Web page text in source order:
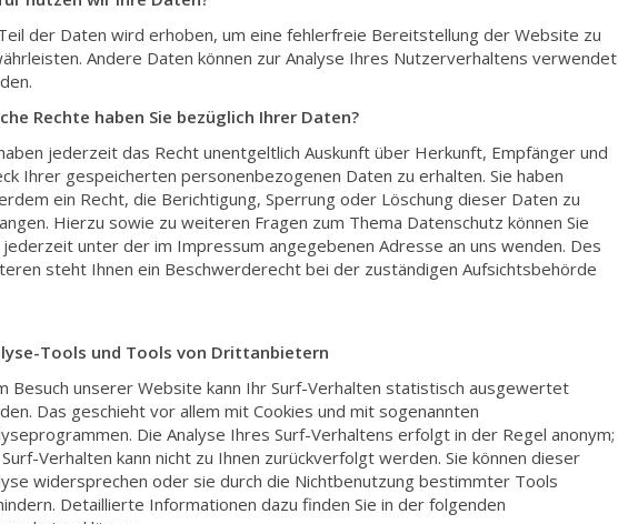
der Daten wird erhoben, um eine fehlerfreie Bereitstellung der Website zu
Andere Daten können zur Analyse Ihres Nutzerverhaltens verwendet
Rechte haben Sie bezüglich Ihrer Daten?
jederzeit das Recht unentgeltlich Auskunft über Herkunft, Empfänger und
Ihrer gespeicherten personenbezogenen Daten zu erhalten. Sie haben
ein Recht, die Berichtigung, Sperrung oder Löschung dieser Daten zu
Hierzu sowie zu weiteren Fragen zum Thema Datenschutz können Sie
jederzeit unter der im Impressum angegebenen Adresse an uns wenden. Des
steht Ihnen ein Beschwerderecht bei der zuständigen Aufsichtsbehörde
Tools und Tools von Drittanbietern
Besuch unserer Website kann Ihr Surf-Verhalten statistisch ausgewertet
Das geschieht vor allem mit Cookies und mit sogenannten
Die Analyse Ihres Surf-Verhaltens erfolgt in der Regel anonym;
Verhalten kann nicht zu Ihnen zurückverfolgt werden. Sie können dieser
widersprechen oder sie durch die Nichtbenutzung bestimmter Tools
Detaillierte Informationen dazu finden Sie in der folgenden